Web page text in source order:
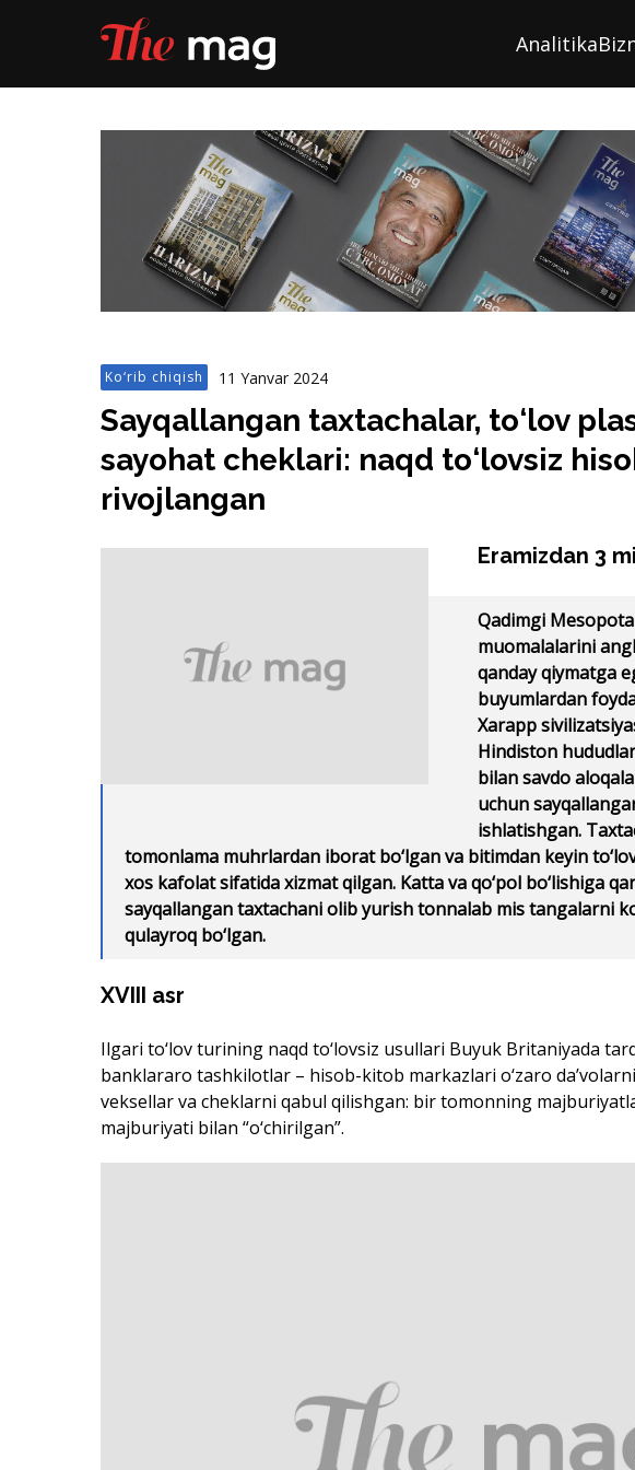
Analitika
Ko‘rib chiqish 11 Yanvar 2024
Sayqallangan taxtachalar, to‘lov
sayohat cheklari: naqd to‘lovsiz
rivojlangan
Eramizdan 3
Qadimgi
muomalalarini
qanday qiymatga
buyumlardan
Xarapp
Hindiston
bilan savdo
uchun
ishlatishgan.
tomonlama muhrlardan iborat bo‘lgan va bitimdan keyin
xos kafolat sifatida xizmat qilgan. Katta va qo‘pol bo‘lishiga
sayqallangan taxtachani olib yurish tonnalab mis tangalarni
qulayroq bo‘lgan.
XVIII asr
Ilgari to‘lov turining naqd to‘lovsiz usullari Buyuk Britaniyada
banklararo tashkilotlar – hisob-kitob markazlari o‘zaro
veksellar va cheklarni qabul qilishgan: bir tomonning
majburiyati bilan “o‘chirilgan”.